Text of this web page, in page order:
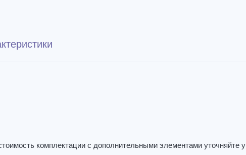
комплектации с дополнительными элементами уточняйте у